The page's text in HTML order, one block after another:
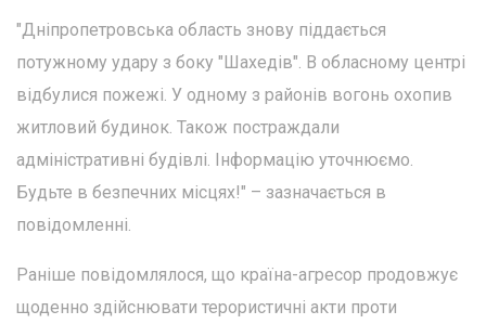
"Дніпропетровська область знову піддається
потужному удару з боку "Шахедів". В обласному центрі
відбулися пожежі. У одному з районів вогонь охопив
житловий будинок. Також постраждали
адміністративні будівлі. Інформацію уточнюємо.
Будьте в безпечних місцях!" – зазначається в
повідомленні.
Раніше повідомлялося, що країна-агресор продовжує
щоденно здійснювати терористичні акти проти